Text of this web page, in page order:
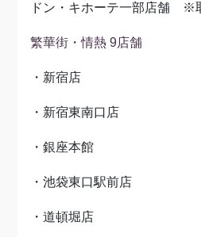
ドン・キホーテ一部店舗 ※
繁華街・情熱 9店舗
・新宿店
・新宿東南口店
・銀座本館
・池袋東口駅前店
・道頓堀店